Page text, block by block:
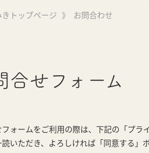
きトップページ 》 お問合わせ
合せ フォーム
フォームをご利用の際は、下記の「プラ
いただき、よろしければ「同意する」